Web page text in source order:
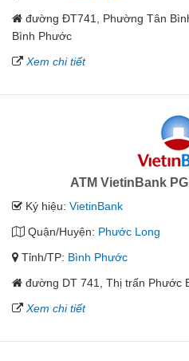
đường ĐT741, Phường Tân
Bình Phước
Xem chi tiết
ATM VietinBank
Ký hiệu: VietinBank
Quận/Huyện: Phước Long
Tỉnh/TP: Bình Phước
đường DT 741, Thị trấn Phước
Xem chi tiết